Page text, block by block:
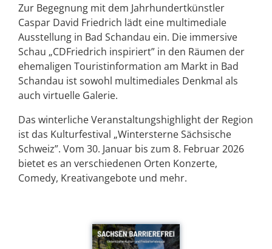
Zur Begegnung mit dem Jahrhundertkünstler
Caspar David Friedrich lädt eine multimediale
Ausstellung in Bad Schandau ein. Die immersive
Schau „CDFriedrich inspiriert” in den Räumen der
ehemaligen Touristinformation am Markt in Bad
Schandau ist sowohl multimediales Denkmal als
auch virtuelle Galerie.
Das winterliche Veranstaltungshighlight der Region
ist das Kulturfestival „Wintersterne Sächsische
Schweiz”. Vom 30. Januar bis zum 8. Februar 2026
bietet es an verschiedenen Orten Konzerte,
Comedy, Kreativangebote und mehr.